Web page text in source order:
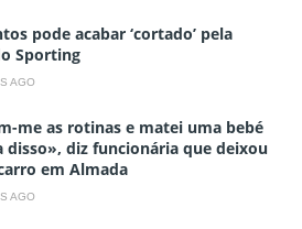
pode acabar ‘cortado’ pela
Sporting
AGO
me as rotinas e matei uma bebé
disso», diz funcionária que deixou
em Almada
AGO